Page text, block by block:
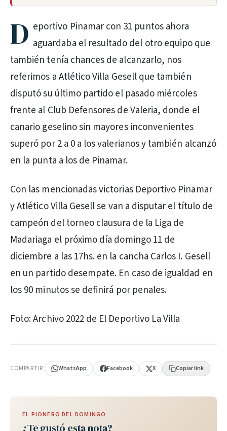
D eportivo Pinamar con 31 puntos ahora
aguardaba el resultado del otro equipo que
también tenía chances de alcanzarlo, nos
referimos a Atlético Villa Gesell que también
disputó su último partido el pasado miércoles
frente al Club Defensores de Valeria, donde el
canario geselino sin mayores inconvenientes
superó por 2 a 0 a los valerianos y también alcanzó
en la punta a los de Pinamar.
Con las mencionadas victorias Deportivo Pinamar
y Atlético Villa Gesell se van a disputar el título de
campeón del torneo clausura de la Liga de
Madariaga el próximo día domingo 11 de
diciembre a las 17hs. en la cancha Carlos I. Gesell
en un partido desempate. En caso de igualdad en
los 90 minutos se definirá por penales.
Foto: Archivo 2022 de El Deportivo La Villa
COMPARTIR WhatsApp Facebook X Copiar link
EL PIONERO DEL DOMINGO
¿Te gustó esta nota?